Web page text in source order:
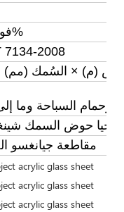
فوق 92%
7134-2008
(م) × السُمك (مم) ×
السباحة وما
حوض السمك
مقاطعة جيانغسو